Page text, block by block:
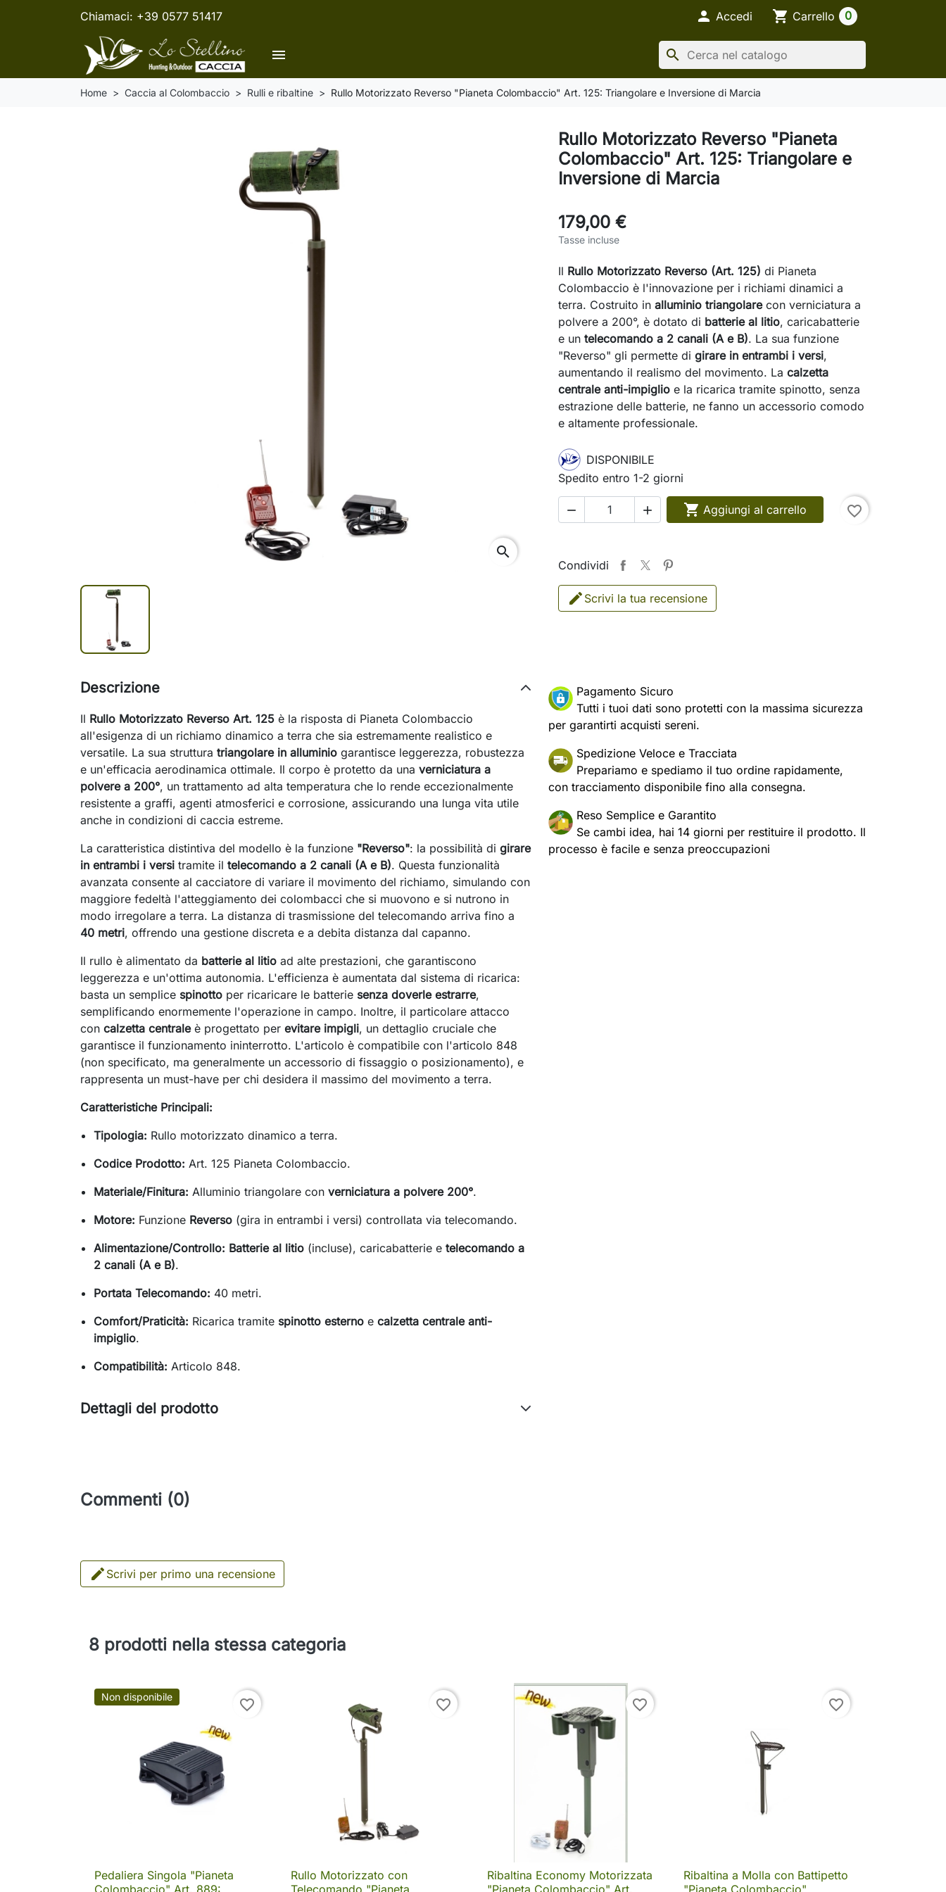
Chiamaci: +39 0577 51417  Accedi shopping_cart Carrello 0
menu search
Home Caccia al Colombaccio Rulli e ribaltine Rullo Motorizzato Reverso "Pianeta Colombaccio" Art. 125: Triangolare e Inversione di Marcia
search
Rullo Motorizzato Reverso "Pianeta
Colombaccio" Art. 125: Triangolare e
Inversione di Marcia
179,00 €
Tasse incluse
Il Rullo Motorizzato Reverso (Art. 125) di Pianeta
Colombaccio è l'innovazione per i richiami dinamici a
terra. Costruito in alluminio triangolarecon verniciatura a
polvere a 200°, è dotato di batterie al litio, caricabatterie
e un telecomando a 2 canali (A e B). La sua funzione
"Reverso" gli permette di girare in entrambi i versi,
aumentando il realismo del movimento. La calzetta
centrale anti-impiglio e la ricarica tramite spinotto, senza
estrazione delle batterie, ne fanno un accessorio comodo
e altamente professionale.
DISPONIBILE
Spedito entro 1-2 giorni
   Aggiungi al carrello favorite_border
Condividi
Scrivi la tua recensione
Pagamento Sicuro
Tutti i tuoi dati sono protetti con la massima sicurezza
per garantirti acquisti sereni.
Spedizione Veloce e Tracciata
Prepariamo e spediamo il tuo ordine rapidamente,
con tracciamento disponibile fino alla consegna.
Reso Semplice e Garantito
Se cambi idea, hai 14 giorni per restituire il prodotto. Il
processo è facile e senza preoccupazioni
Descrizione
Il Rullo Motorizzato Reverso Art. 125 è la risposta di Pianeta Colombaccio
all'esigenza di un richiamo dinamico a terra che sia estremamente realistico e
versatile. La sua struttura triangolare in alluminio garantisce leggerezza, robustezza
e un'efficacia aerodinamica ottimale. Il corpo è protetto da una verniciatura a
polvere a 200°, un trattamento ad alta temperatura che lo rende eccezionalmente
resistente a graffi, agenti atmosferici e corrosione, assicurando una lunga vita utile
anche in condizioni di caccia estreme.
La caratteristica distintiva del modello è la funzione "Reverso": la possibilità di girare
in entrambi i versi tramite il telecomando a 2 canali (A e B). Questa funzionalità
avanzata consente al cacciatore di variare il movimento del richiamo, simulando con
maggiore fedeltà l'atteggiamento dei colombacci che si muovono e si nutrono in
modo irregolare a terra. La distanza di trasmissione del telecomando arriva fino a
40 metri, offrendo una gestione discreta e a debita distanza dal capanno.
Il rullo è alimentato da batterie al litio ad alte prestazioni, che garantiscono
leggerezza e un'ottima autonomia. L'efficienza è aumentata dal sistema di ricarica:
basta un semplice spinotto per ricaricare le batterie senza doverle estrarre,
semplificando enormemente l'operazione in campo. Inoltre, il particolare attacco
con calzetta centraleè progettato per evitare impigli, un dettaglio cruciale che
garantisce il funzionamento ininterrotto. L'articolo è compatibile con l'articolo 848
(non specificato, ma generalmente un accessorio di fissaggio o posizionamento), e
rappresenta un must-have per chi desidera il massimo del movimento a terra.
Caratteristiche Principali:
Tipologia: Rullo motorizzato dinamico a terra.
Codice Prodotto: Art. 125 Pianeta Colombaccio.
Materiale/Finitura: Alluminio triangolare converniciatura a polvere 200°.
Motore: Funzione Reverso (gira in entrambi i versi) controllata via telecomando.
Alimentazione/Controllo: Batterie al litio (incluse), caricabatterie etelecomando a
2 canali (A e B).
Portata Telecomando: 40 metri.
Comfort/Praticità: Ricarica tramite spinotto esterno ecalzetta centrale anti-
impiglio.
Compatibilità: Articolo 848.
Dettagli del prodotto
Commenti (0)
 Scrivi per primo una recensione
8 prodotti nella stessa categoria
Non disponibile favorite_border
 Anteprima
Pedaliera Singola "Pianeta
favorite_border
 Anteprima
Rullo Motorizzato con
favorite_border
 Anteprima
Ribaltina Economy Motorizzata
favorite_border
 Anteprima
Ribaltina a Molla con Battipetto